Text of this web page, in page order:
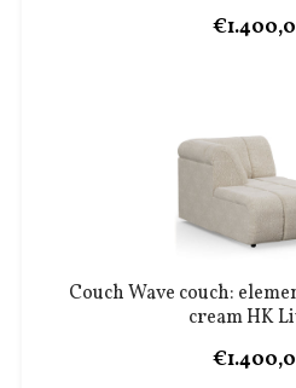
Couch Wave couch:
cream HK